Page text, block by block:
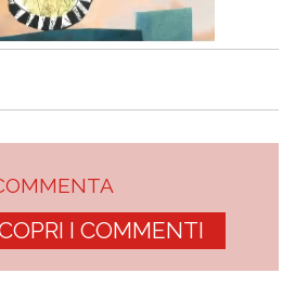
I COMMENTI